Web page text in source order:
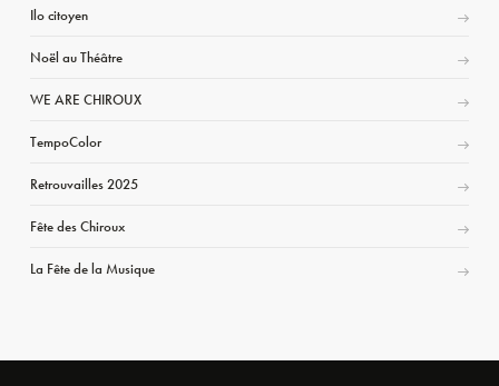
Ilo citoyen
Noël au Théâtre
WE ARE CHIROUX
TempoColor
Retrouvailles 2025
Fête des Chiroux
La Fête de la Musique